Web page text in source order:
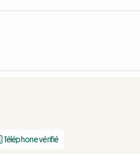
Téléphone vérifié